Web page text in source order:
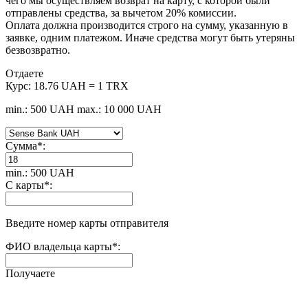
отправлены средства, за вычетом 20% комиссии.
Оплата должна производится строго на сумму, указанную в
заявке, одним платежом. Иначе средства могут быть утеряны
безвозвратно.
Отдаете
Курс: 18.76 UAH = 1 TRX
min.: 500 UAH max.: 10 000 UAH
Сумма*:
min.: 500 UAH
С карты*:
Введите номер карты отправителя
ФИО владельца карты*:
Получаете